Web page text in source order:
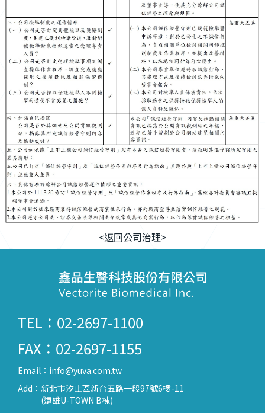
<返回公司治理>
TEL：02-2697-1100
FAX：02-2697-1155
Email： info@yuva.com.tw
Add： 新北市汐止區新台五路一段97號6樓-11
(遠雄U-TOWN B棟)